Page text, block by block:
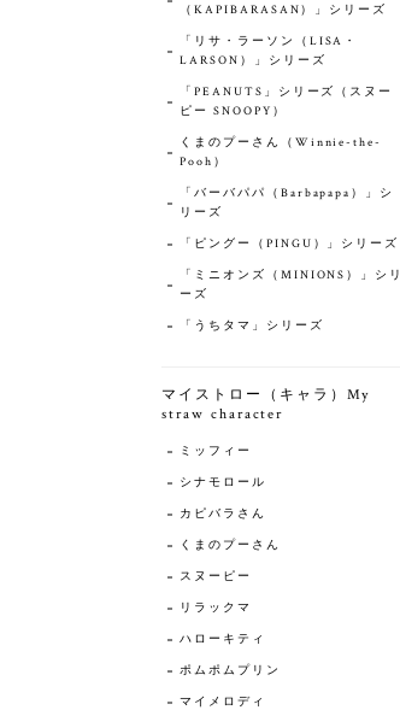
（KAPIBARASAN）」シリーズ
「リサ・ラーソン（LISA・
LARSON）」シリーズ
「PEANUTS」シリーズ（スヌー
ピー SNOOPY）
くまのプーさん（Winnie-the-
Pooh）
「バーバパパ（Barbapapa）」シ
リーズ
「ピングー（PINGU）」シリーズ
「ミニオンズ（MINIONS）」シリ
ーズ
「うちタマ」シリーズ
マイストロー（キャラ）My
straw character
ミッフィー
シナモロール
カピバラさん
くまのプーさん
スヌーピー
リラックマ
ハローキティ
ポムポムプリン
マイメロディ